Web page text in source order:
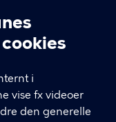
i
vise fx videoer
den generelle